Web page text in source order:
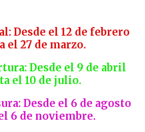
Desde el 12 de febrero
el 27 de marzo.
Desde el 9 de abril
el 10 de julio.
Desde el 6 de agosto
6 de noviembre.